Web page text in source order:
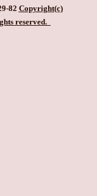
82 Copyright(c)
reserved.